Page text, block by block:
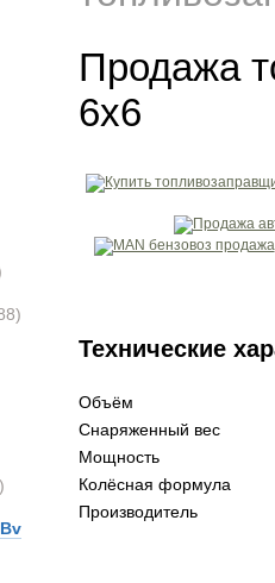
Продажа
6x6
Технические
Объём
Снаряженный вес
Мощность
Колёсная формула
Производитель